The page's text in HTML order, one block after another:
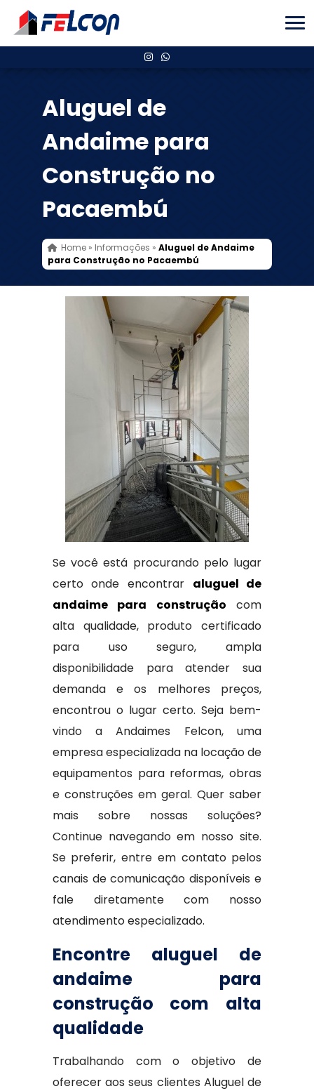
Aluguel de
Andaime para
Construção no
Pacaembú
Home» Informações » Aluguel de Andaime
para Construção no Pacaembú
Se você está procurando pelo lugar
certo onde encontrar aluguel de
andaime para construção com
alta qualidade, produto certificado
para uso seguro, ampla
disponibilidade para atender sua
demanda e os melhores preços,
encontrou o lugar certo. Seja bem-
vindo a Andaimes Felcon, uma
empresa especializada na locação de
equipamentos para reformas, obras
e construções em geral. Quer saber
mais sobre nossas soluções?
Continue navegando em nosso site.
Se preferir, entre em contato pelos
canais de comunicação disponíveis e
fale diretamente com nosso
atendimento especializado.
Encontre aluguel de
andaime para
construção com alta
qualidade
Trabalhando com o objetivo de
oferecer aos seus clientes Aluguel de